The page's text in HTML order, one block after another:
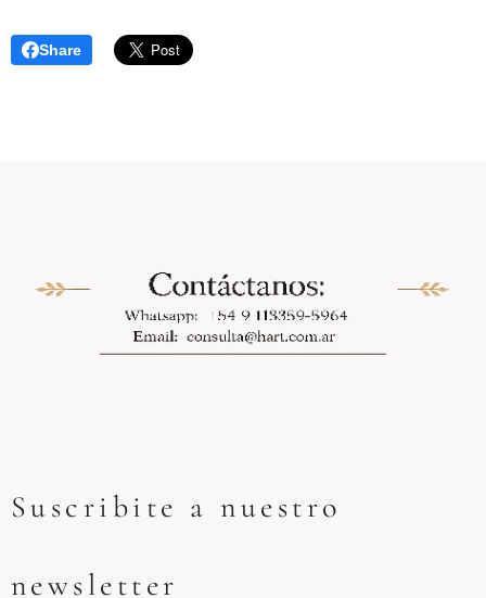
Share
Suscribite a nuestro
newsletter